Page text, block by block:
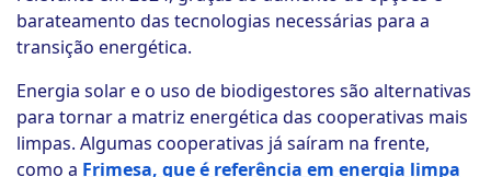
barateamento das tecnologias necessárias para a
transição energética.
Energia solar e o uso de biodigestores são alternativas
para tornar a matriz energética das cooperativas mais
limpas. Algumas cooperativas já saíram na frente,
como a Frimesa, que é referência em energia limpa